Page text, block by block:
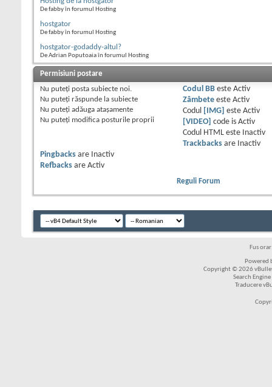
De fabby în forumul Hosting
hostgator
De fabby în forumul Hosting
hostgator-godaddy-altul?
De Adrian Poputoaia în forumul Hosting
Permisiuni postare
Nu puteţi posta subiecte noi.
Nu puteţi răspunde la subiecte
Nu puteţi adăuga ataşamente
Nu puteţi modifica posturile proprii
Codul BBeste Activ
Zâmbeteeste Activ
Codul
[IMG] este Activ
[VIDEO] code is Activ
Codul HTML este
Inactiv
Trackbacksare
Inactiv
Pingbacks are
Inactiv
Refbacks are Activ
Reguli Forum
Fus
Powered
Copyright © 2026
Search
Traducere